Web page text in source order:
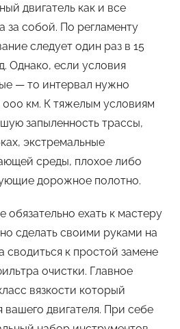
двигатель как и все
за собой. По регламенту
следует один раз в 15
Однако, если условия
— то интервал нужно
000 км. К тяжелым условиям
запыленность трассы,
экстремальные
среды, плохое либо
дорожное полотно.
ехать к мастеру
сделать своими руками на
сводиться к простой замене
очистки. Главное
вязкости который
вашего двигателя. При себе